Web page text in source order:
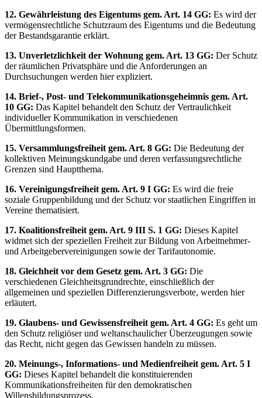
12. Gewährleistung des Eigentums gem. Art. 14 GG: Es wird der
vermögensrechtliche Schutzraum des Eigentums und die Bedeutung
der Bestandsgarantie erklärt.
13. Unverletzlichkeit der Wohnung gem. Art. 13 GG: Der Schutz
der räumlichen Privatsphäre und die Anforderungen an
Durchsuchungen werden hier expliziert.
14. Brief-, Post- und Telekommunikationsgeheimnis gem. Art.
10 GG: Das Kapitel behandelt den Schutz der Vertraulichkeit
individueller Kommunikation in verschiedenen
Übermittlungsformen.
15. Versammlungsfreiheit gem. Art. 8 GG: Die Bedeutung der
kollektiven Meinungskundgabe und deren verfassungsrechtliche
Grenzen sind Hauptthema.
16. Vereinigungsfreiheit gem. Art. 9 I GG: Es wird die freie
soziale Gruppenbildung und der Schutz vor staatlichen Eingriffen in
Vereine thematisiert.
17. Koalitionsfreiheit gem. Art. 9 III S. 1 GG: Dieses Kapitel
widmet sich der speziellen Freiheit zur Bildung von Arbeitnehmer-
und Arbeitgebervereinigungen sowie der Tarifautonomie.
18. Gleichheit vor dem Gesetz gem. Art. 3 GG: Die
verschiedenen Gleichheitsgrundrechte, einschließlich der
allgemeinen und speziellen Differenzierungsverbote, werden hier
erläutert.
19. Glaubens- und Gewissensfreiheit gem. Art. 4 GG: Es geht um
den Schutz religiöser und weltanschaulicher Überzeugungen sowie
das Recht, nicht gegen das Gewissen handeln zu müssen.
20. Meinungs-, Informations- und Medienfreiheit gem. Art. 5 I
GG: Dieses Kapitel behandelt die konstituierenden
Kommunikationsfreiheiten für den demokratischen
Willensbildungsprozess.